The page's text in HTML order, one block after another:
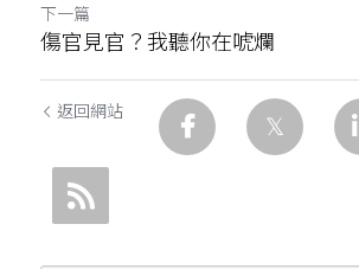
下一篇
傷官見官？我聽你在唬爛
返回網站